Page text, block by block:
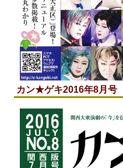
カン★ゲキ2016年8月号